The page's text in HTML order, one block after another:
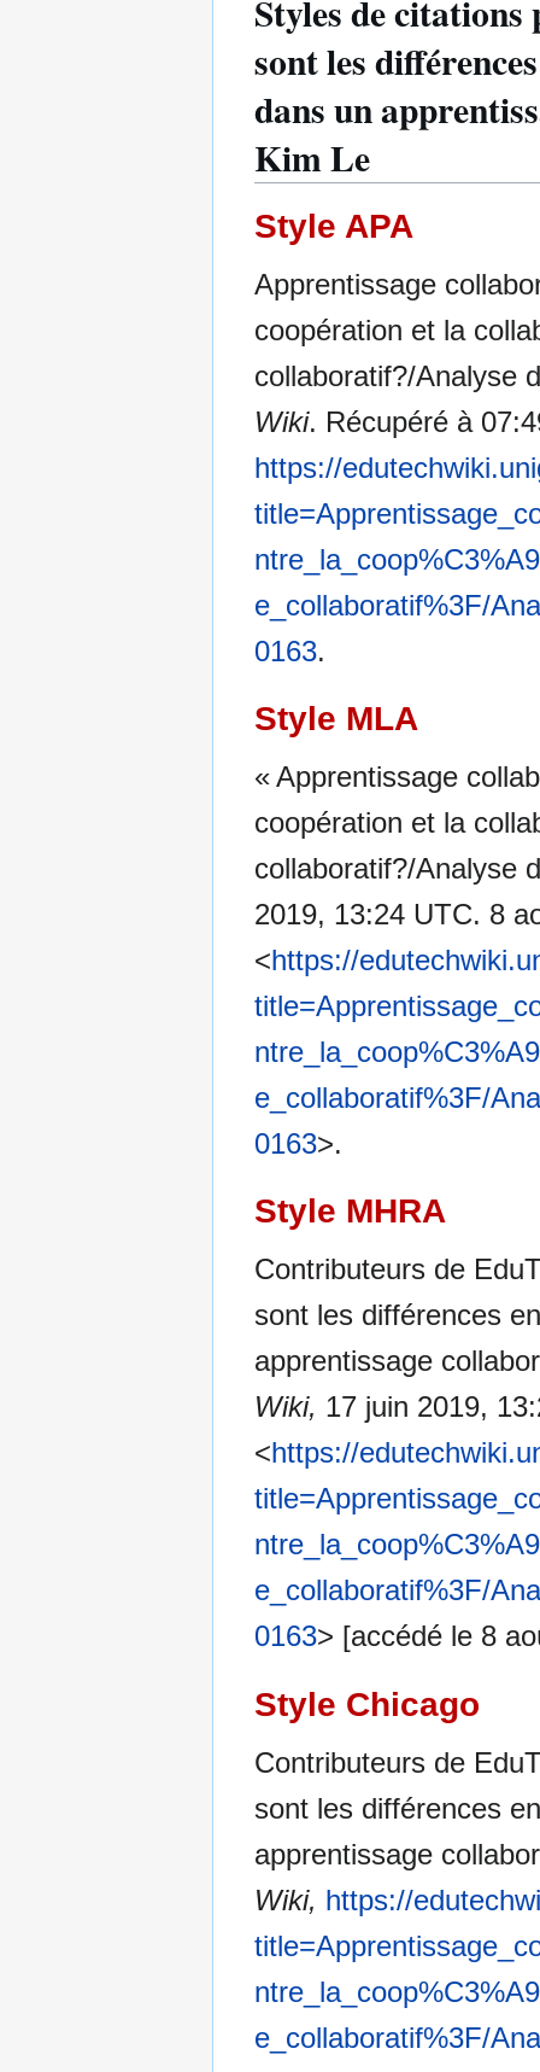
Styles de
sont les
dans un
Kim Le
Style APA
Apprentissage
coopération et la
collaboratif?/Analyse
Wiki. Récupéré à
https://
e_collaboratif%3F/
0163.
Style MLA
« Apprentissage
coopération et la
collaboratif?/Analyse
2019, 13:24 UTC. 8
<https://
e_collaboratif%3F/
0163>.
Style MHRA
Contributeurs de
sont les différences
apprentissage
Wiki, 17 juin 2019,
<https://
e_collaboratif%3F/
0163> [accédé le 8
Style Chicago
Contributeurs de
sont les différences
apprentissage
Wiki, https://
e_collaboratif%3F/